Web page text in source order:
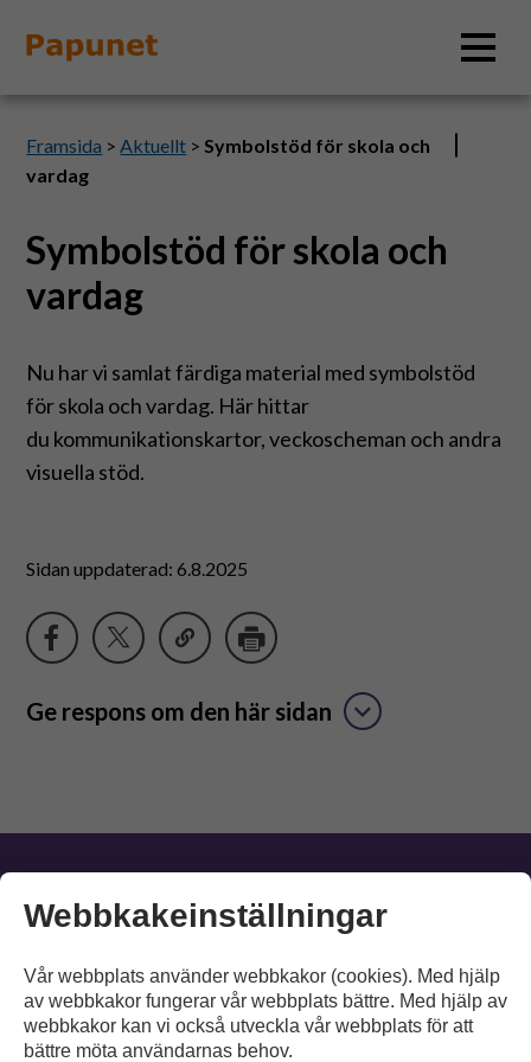
Information
Material
Tillgänglighet
In English
Framsida >Aktuellt >Symbolstöd för skola och
vardag
Symbolstöd för skola och
vardag
Nu har vi samlat färdiga material med symbolstöd
för skola och vardag. Här hittar
du kommunikationskartor, veckoscheman och andra
visuella stöd.
Sidan uppdaterad: 6.8.2025
Ge respons om den här sidan
Papunet
Information
Material
Webbkakeinställningar
Vår webbplats använder webbkakor (cookies). Med hjälp
av webbkakor fungerar vår webbplats bättre. Med hjälp av
webbkakor kan vi också utveckla vår webbplats för att
bättre möta användarnas behov.